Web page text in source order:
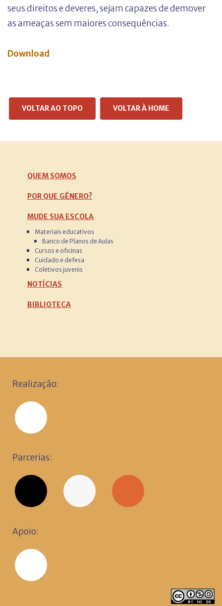
seus direitos e deveres, sejam capazes de demover
as ameaças sem maiores consequências.
Download
VOLTAR AO TOPO VOLTAR À HOME
QUEM SOMOS
POR QUE GÊNERO?
MUDE SUA ESCOLA
Materiais educativos
Banco de Planos de Aulas
Cursos e oficinas
Cuidado e defesa
Coletivos juvenis
NOTÍCIAS
BIBLIOTECA
Realização:
Parcerias:
Apoio: